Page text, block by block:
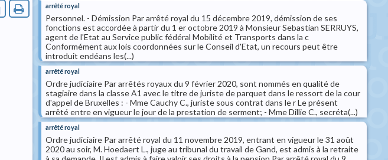
arrêté royal
Personnel. - Démission Par arrêté royal du 15 décembre 2019, démission de ses
fonctions est accordée à partir du 1 er octobre 2019 à Monsieur Sebastian SERRUYS,
agent de l'Etat au Service public fédéral Mobilité et Transports dans la c
Conformément aux lois coordonnées sur le Conseil d'Etat, un recours peut être
introduit endéans les(...)
arrêté royal
Ordre judiciaire Par arrêtés royaux du 9 février 2020, sont nommés en qualité de
stagiaire dans la classe A1 avec le titre de juriste de parquet dans le ressort de la cour
d'appel de Bruxelles : - Mme Cauchy C., juriste sous contrat dans le r Le présent
arrêté entre en vigueur le jour de la prestation de serment; - Mme Dillie C., secréta(...)
arrêté royal
Ordre judiciaire Par arrêté royal du 11 novembre 2019, entrant en vigueur le 31 août
2020 au soir, M. Hoedaert L., juge au tribunal du travail de Gand, est admis à la retraite